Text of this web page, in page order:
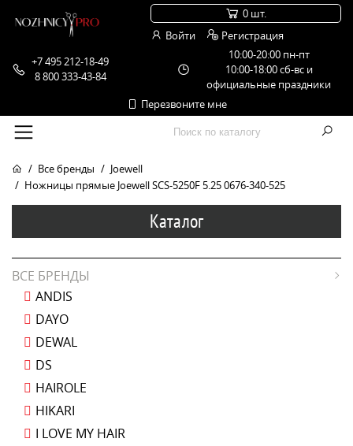
+7 495 212-18-49
8 800 333-43-84
10:00-20:00 пн-пт
10:00-18:00 сб-вс и
официальные праздники
Перезвоните мне
0 шт.
Войти
Регистрация
Все бренды
Joewell
Ножницы прямые Joewell SCS-5250F 5.25 0676-340-525
Каталог
ВСЕ БРЕНДЫ
ANDIS
DAYO
DEWAL
DS
HAIROLE
HIKARI
I LOVE MY HAIR